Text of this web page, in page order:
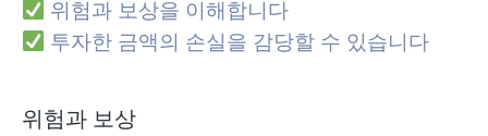
위험과 보상을 이해합니다
투자한 금액의 손실을 감당할 수 있습니다
위험과 보상